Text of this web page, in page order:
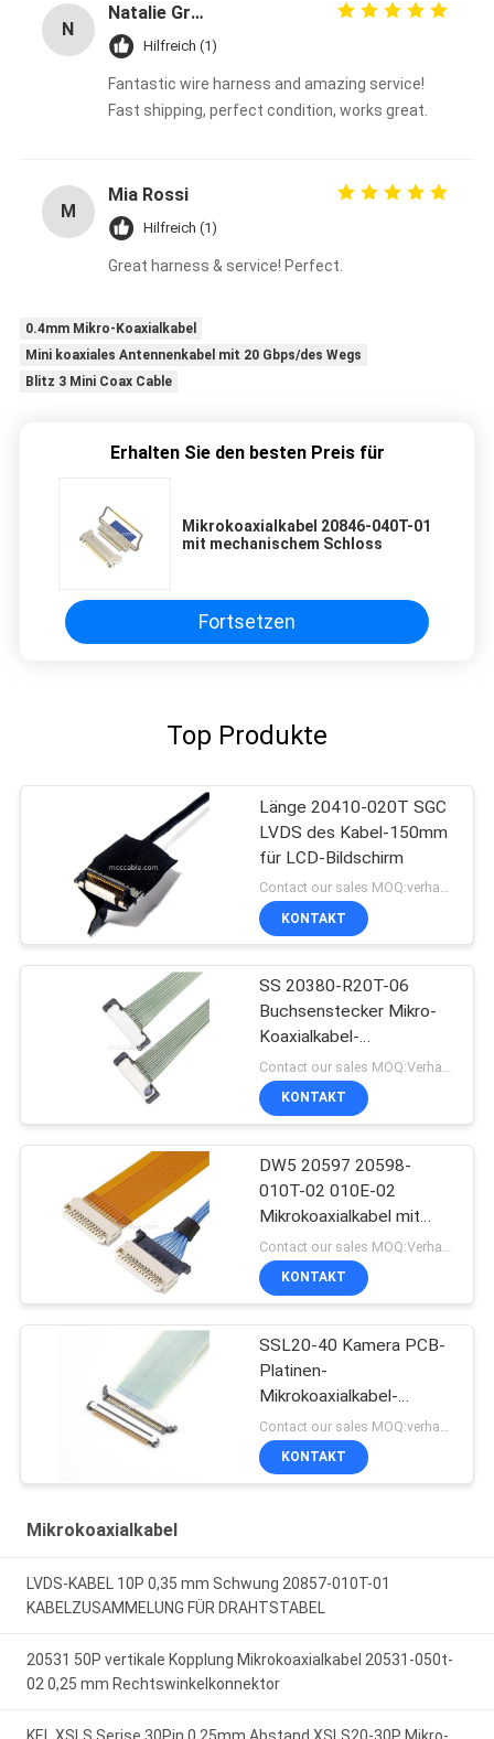
N
Natalie Green
Hilfreich (1)
Fantastic wire harness and amazing service!
Fast shipping, perfect condition, works great.
M
Mia Rossi
Hilfreich (1)
Great harness & service! Perfect.
0.4mm Mikro-Koaxialkabel
Mini koaxiales Antennenkabel mit 20 Gbps/des Wegs
Blitz 3 Mini Coax Cable
Erhalten Sie den besten Preis für
Mikrokoaxialkabel 20846-040T-01
mit mechanischem Schloss
Fortsetzen
Top Produkte
Länge 20410-020T SGC
LVDS des Kabel-150mm
für LCD-Bildschirm
Contact our sales MOQ:verhandelbar
KONTAKT
SS 20380-R20T-06
Buchsenstecker Mikro-
Koaxialkabel-
Steckverbinder
KONTAKT
DW5 20597 20598-
010T-02 010E-02
Mikrokoaxialkabel mit
Stecker
KONTAKT
SSL20-40 Kamera PCB-
Platinen-
Mikrokoaxialkabel-
Steckverbinder
KONTAKT
Mikrokoaxialkabel
LVDS-KABEL 10P 0,35 mm Schwung 20857-010T-01
KABELZUSAMMELUNG FÜR DRAHTSTABEL
20531 50P vertikale Kopplung Mikrokoaxialkabel 20531-050t-
02 0,25 mm Rechtswinkelkonnektor